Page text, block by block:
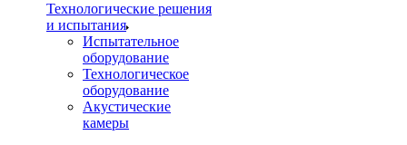
Технологические решения
и испытания
Испытательное
оборудование
Технологическое
оборудование
Акустические
камеры